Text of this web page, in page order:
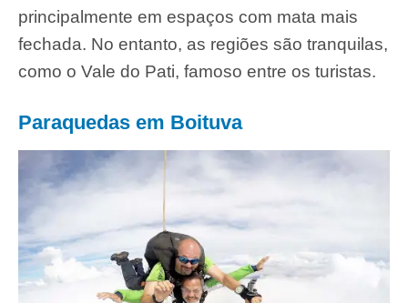
principalmente em espaços com mata mais
fechada. No entanto, as regiões são tranquilas,
como o Vale do Pati, famoso entre os turistas.
Paraquedas em Boituva